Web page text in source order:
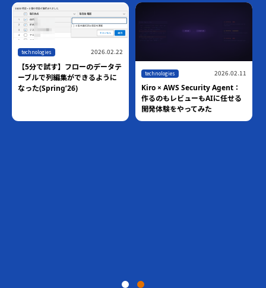
technologies 2026.02.22
【5分で試す】フローのデータテ
ーブルで列編集ができるように
なった(Spring’26)
technologies 2026.02.11
Kiro × AWS Security Agent：
作るのもレビューもAIに任せる
開発体験をやってみた